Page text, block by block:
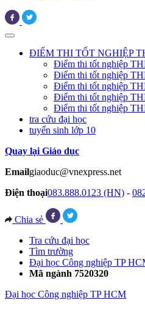
ĐIỂM THI TỐT NGHIỆP
Điểm thi tốt nghiệp
Điểm thi tốt nghiệp
Điểm thi tốt nghiệp
Điểm thi tốt nghiệp
Điểm thi tốt nghiệp
tra cứu đại học
tuyển sinh lớp 10
Quay lại Giáo dục
Emailgiaoduc@vnexpress.net
Điện thoại083.888.0123 (HN) -
Chia sẻ
Tra cứu đại học
Tìm trường
Đại học Công nghiệp TP
Mã ngành 7520320
Đại học Công nghiệp TP HCM